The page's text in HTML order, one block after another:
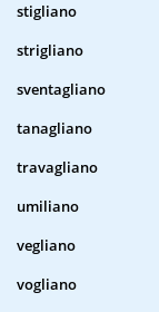
stigliano
strigliano
sventagliano
tanagliano
travagliano
umiliano
vegliano
vogliano